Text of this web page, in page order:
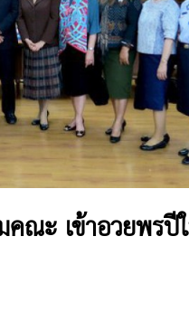
ณะ เข้าอวยพรปี